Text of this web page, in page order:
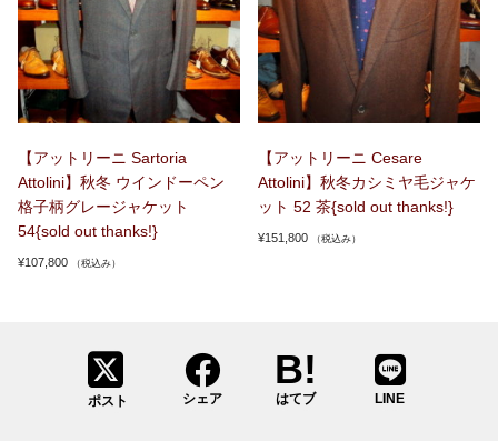
【アットリーニ Sartoria
Attolini】秋冬 ウインドーペン
格子柄グレージャケット
54{sold out thanks!}
¥107,800 （税込み）
【アットリーニ Cesare
Attolini】秋冬カシミヤ毛ジャケ
ット 52 茶{sold out thanks!}
¥151,800 （税込み）
ポスト シェア はてブ LINE